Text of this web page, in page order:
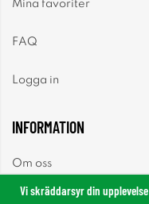
Mina favoriter
FAQ
Logga in
INFORMATION
Om oss
Vi skräddarsyr din upplevelse